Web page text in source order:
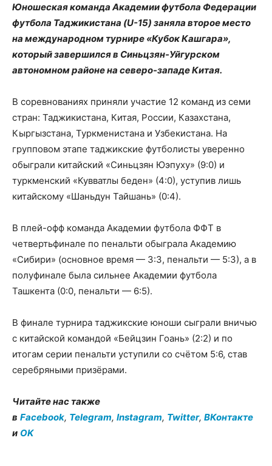
Юношеская команда Академии футбола Федерации
футбола Таджикистана (U-15) заняла второе место
на международном турнире «Кубок Кашгара»,
который завершился в Синьцзян-Уйгурском
автономном районе на северо-западе Китая.
В соревнованиях приняли участие 12 команд из семи
стран: Таджикистана, Китая, России, Казахстана,
Кыргызстана, Туркменистана и Узбекистана. На
групповом этапе таджикские футболисты уверенно
обыграли китайский «Синьцзян Юэпуху» (9:0) и
туркменский «Кувватлы беден» (4:0), уступив лишь
китайскому «Шаньдун Тайшань» (0:4).
В плей-офф команда Академии футбола ФФТ в
четвертьфинале по пенальти обыграла Академию
«Сибири» (основное время — 3:3, пенальти — 5:3), а в
полуфинале была сильнее Академии футбола
Ташкента (0:0, пенальти — 6:5).
В финале турнира таджикские юноши сыграли вничью
с китайской командой «Бейцзин Гоань» (2:2) и по
итогам серии пенальти уступили со счётом 5:6, став
серебряными призёрами.
Читайте нас также
в Facebook, Telegram, Instagram, Twitter, ВКонтакте
и OK